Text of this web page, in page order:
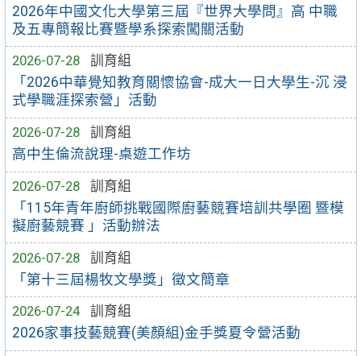
2026年中國文化大學第三屆『世界大學問』高 中職
及五專簡報比賽暨學系探索闖關活動
2026-07-28
訓育組
「2026中華覺知教育關懷協會-成大一日大學生-沉 浸
式學職涯探索營」活動
2026-07-28
訓育組
高中生倫流說理-桌遊工作坊
2026-07-28
訓育組
「115年青年廚師挑戰國際廚藝競賽培訓共學圈 暨模
擬廚藝競賽 」活動辦法
2026-07-28
訓育組
「第十三屆楊牧文學獎」徵文簡章
2026-07-24
訓育組
2026家事技藝競賽(美顏組)金手獎夏令營活動